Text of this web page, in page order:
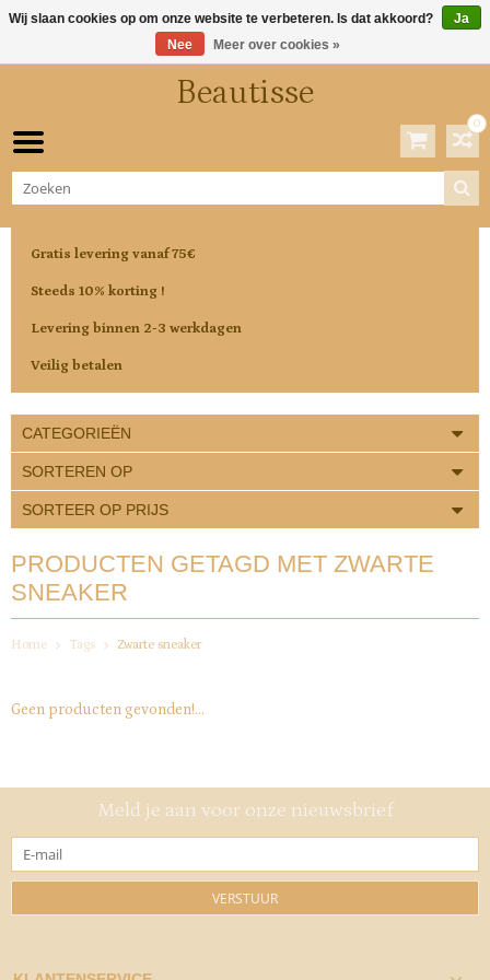
Beautisse
0
Gratis levering vanaf 75€
Steeds 10% korting !
Levering binnen 2-3 werkdagen
Veilig betalen
CATEGORIEËN
SORTEREN OP
SORTEER OP PRIJS
PRODUCTEN GETAGD MET ZWARTE
SNEAKER
Home Tags Zwarte sneaker
Geen producten gevonden!...
Meld je aan voor onze nieuwsbrief
VERSTUUR
Wij slaan cookies op om onze website te verbeteren. Is dat akkoord?
Ja
Nee
Meer over cookies »